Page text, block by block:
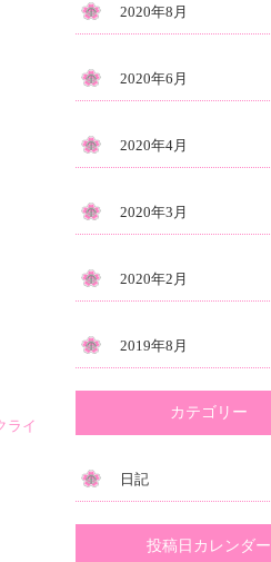
ライ
2020年8月
2020年6月
2020年4月
2020年3月
2020年2月
2019年8月
カテゴリー
日記
投稿日カレンダー